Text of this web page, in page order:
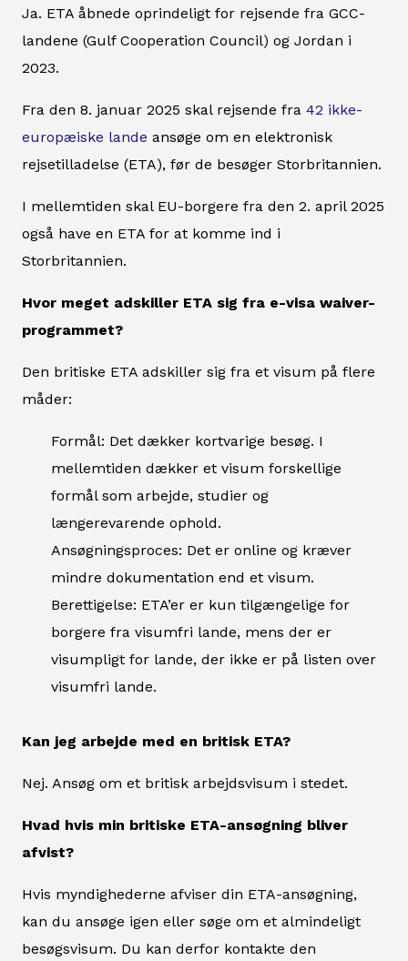
Ja. ETA åbnede oprindeligt for rejsende fra GCC-
landene (Gulf Cooperation Council) og Jordan i
2023.
Fra den 8. januar 2025 skal rejsende fra 42 ikke-
europæiske lande ansøge om en elektronisk
rejsetilladelse (ETA), før de besøger Storbritannien.
I mellemtiden skal EU-borgere fra den 2. april 2025
også have en ETA for at komme ind i
Storbritannien.
Hvor meget adskiller ETA sig fra e-visa waiver-
programmet?
Den britiske ETA adskiller sig fra et visum på flere
måder:
Formål: Det dækker kortvarige besøg. I
mellemtiden dækker et visum forskellige
formål som arbejde, studier og
længerevarende ophold.
Ansøgningsproces: Det er online og kræver
mindre dokumentation end et visum.
Berettigelse: ETA’er er kun tilgængelige for
borgere fra visumfri lande, mens der er
visumpligt for lande, der ikke er på listen over
visumfri lande.
Kan jeg arbejde med en britisk ETA?
Nej. Ansøg om et britisk arbejdsvisum i stedet.
Hvad hvis min britiske ETA-ansøgning bliver
afvist?
Hvis myndighederne afviser din ETA-ansøgning,
kan du ansøge igen eller søge om et almindeligt
besøgsvisum. Du kan derfor kontakte den